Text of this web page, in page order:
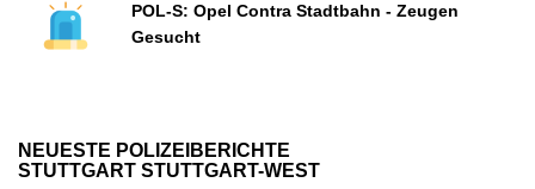
POL-S: Opel Contra Stadtbahn - Zeugen
Gesucht
NEUESTE POLIZEIBERICHTE
STUTTGART STUTTGART-WEST